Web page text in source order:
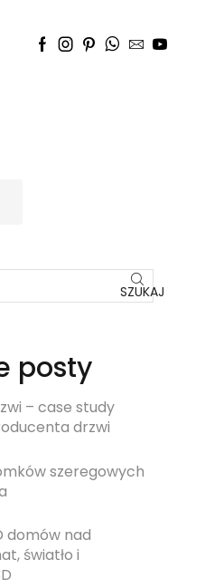
SZUKAJ
posty
– case study
drzwi
szeregowych
domów nad
światło i